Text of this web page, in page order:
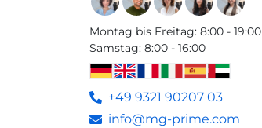
Montag bis Freitag: 8:00 - 19:00
Samstag: 8:00 - 16:00
+49 9321 90207 03
info@mg-prime.com